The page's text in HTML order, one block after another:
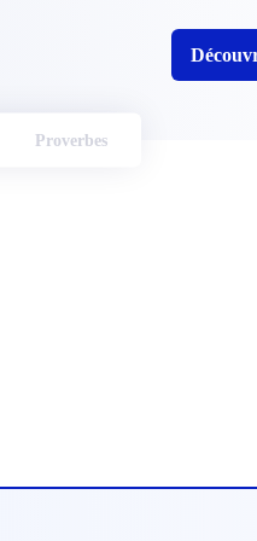
Proverbes